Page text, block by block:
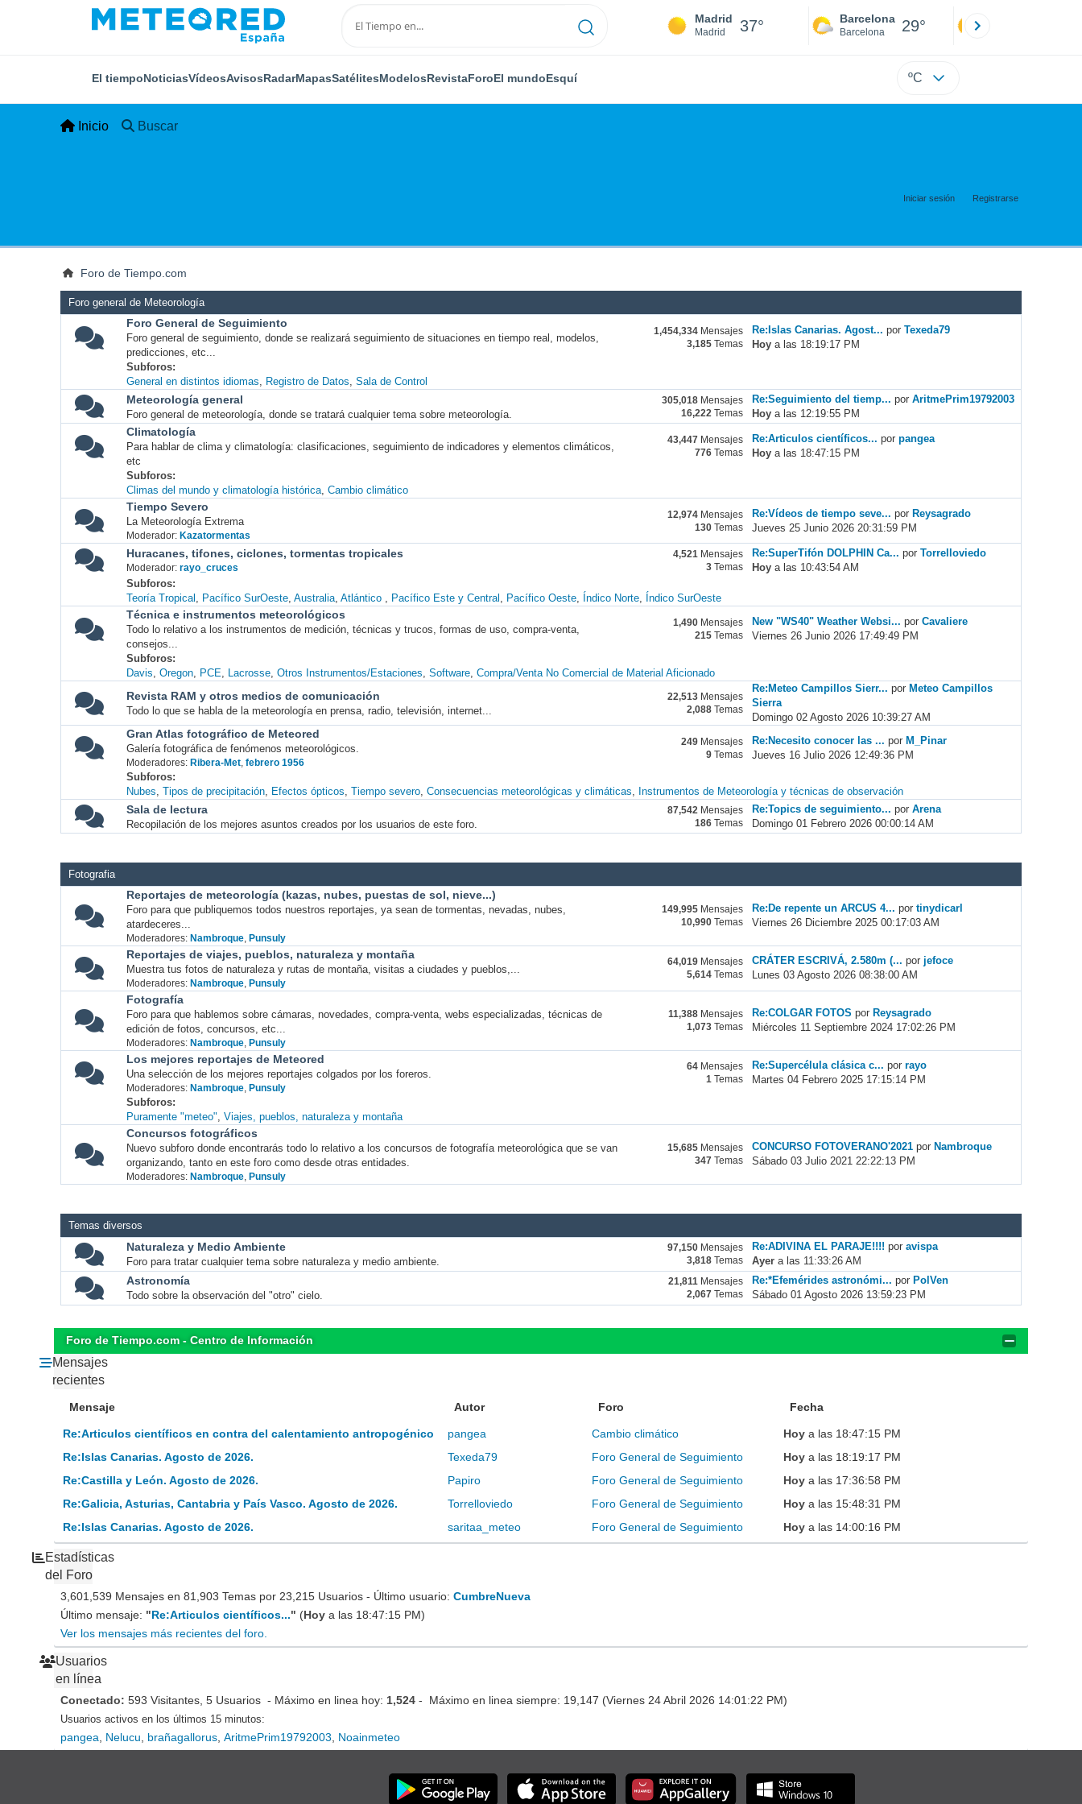
Madrid
Madrid 37° Barcelona
Barcelona 29°
El tiempoNoticiasVídeosAvisosRadarMapasSatélitesModelosRevistaForoEl mundoEsquí ºC
Inicio Buscar
Iniciar sesión Registrarse
Foro de Tiempo.com
Foro general de Meteorología
Foro General de Seguimiento
Foro general de seguimiento, donde se realizará seguimiento de situaciones en tiempo real, modelos,
predicciones, etc...
1,454,334 Mensajes
3,185 Temas
Re:Islas Canarias. Agost... porTexeda79
Hoy a las 18:19:17 PM
Subforos
General en distintos idiomas
Registro de Datos Sala de Control
Meteorología general
Foro general de meteorología, donde se tratará cualquier tema sobre meteorología.
305,018 Mensajes
16,222 Temas
Re:Seguimiento del tiemp... porAritmePrim19792003
Hoy a las 12:19:55 PM
Climatología
Para hablar de clima y climatología: clasificaciones, seguimiento de indicadores y elementos climáticos,
etc
43,447 Mensajes
776 Temas
Re:Articulos científicos... porpangea
Hoy a las 18:47:15 PM
Subforos
Climas del mundo y climatología histórica Cambio climático
Tiempo Severo
La Meteorología Extrema
Moderador: Kazatormentas
12,974 Mensajes
130 Temas
Re:Vídeos de tiempo seve... porReysagrado
Jueves 25 Junio 2026 20:31:59 PM
Huracanes, tifones, ciclones, tormentas tropicales
Moderador: rayo_cruces
4,521 Mensajes
3 Temas
Re:SuperTifón DOLPHIN Ca... porTorrelloviedo
Hoy a las 10:43:54 AM
Subforos
Teoría Tropical
Pacífico SurOeste Australia Atlántico Pacífico Este y Central Pacífico Oeste Índico Norte Índico SurOeste
Técnica e instrumentos meteorológicos
Todo lo relativo a los instrumentos de medición, técnicas y trucos, formas de uso, compra-venta,
consejos...
1,490 Mensajes
215 Temas
New "WS40" Weather Websi... porCavaliere
Viernes 26 Junio 2026 17:49:49 PM
Subforos
Davis Oregon PCE Lacrosse Otros Instrumentos/Estaciones Software Compra/Venta No Comercial de Material Aficionado
Revista RAM y otros medios de comunicación
Todo lo que se habla de la meteorología en prensa, radio, televisión, internet...
22,513 Mensajes
2,088 Temas
Re:Meteo Campillos Sierr... por Meteo Campillos
Sierra
Domingo 02 Agosto 2026 10:39:27 AM
Gran Atlas fotográfico de Meteored
Galería fotográfica de fenómenos meteorológicos.
Moderadores: Ribera-Met, febrero 1956
249 Mensajes
9 Temas
Re:Necesito conocer las ... porM_Pinar
Jueves 16 Julio 2026 12:49:36 PM
Subforos
Nubes Tipos de precipitación Efectos ópticos Tiempo severo Consecuencias meteorológicas y climáticas Instrumentos de Meteorología y técnicas de observación
Sala de lectura
Recopilación de los mejores asuntos creados por los usuarios de este foro.
87,542 Mensajes
186 Temas
Re:Topics de seguimiento... porArena
Domingo 01 Febrero 2026 00:00:14 AM
Fotografia
Reportajes de meteorología (kazas, nubes, puestas de sol, nieve...)
Foro para que publiquemos todos nuestros reportajes, ya sean de tormentas, nevadas, nubes,
atardeceres...
Moderadores: Nambroque, Punsuly
149,995 Mensajes
10,990 Temas
Re:De repente un ARCUS 4... portinydicarl
Viernes 26 Diciembre 2025 00:17:03 AM
Reportajes de viajes, pueblos, naturaleza y montaña
Muestra tus fotos de naturaleza y rutas de montaña, visitas a ciudades y pueblos,...
Moderadores: Nambroque, Punsuly
64,019 Mensajes
5,614 Temas
CRÁTER ESCRIVÁ, 2.580m (... por jefoce
Lunes 03 Agosto 2026 08:38:00 AM
Fotografía
Foro para que hablemos sobre cámaras, novedades, compra-venta, webs especializadas, técnicas de
edición de fotos, concursos, etc...
Moderadores: Nambroque, Punsuly
11,388 Mensajes
1,073 Temas
Re:COLGAR FOTOS por Reysagrado
Miércoles 11 Septiembre 2024 17:02:26 PM
Los mejores reportajes de Meteored
Una selección de los mejores reportajes colgados por los foreros.
Moderadores: Nambroque, Punsuly
64 Mensajes
1 Temas
Re:Supercélula clásica c... porrayo
Martes 04 Febrero 2025 17:15:14 PM
Subforos
Puramente "meteo" Viajes, pueblos, naturaleza y montaña
Concursos fotográficos
Nuevo subforo donde encontrarás todo lo relativo a los concursos de fotografía meteorológica que se van
organizando, tanto en este foro como desde otras entidades.
Moderadores: Nambroque, Punsuly
15,685 Mensajes
347
Temas
CONCURSO FOTOVERANO'2021 por Nambroque
Sábado 03 Julio 2021 22:22:13 PM
Temas diversos
Naturaleza y Medio Ambiente
Foro para tratar cualquier tema sobre naturaleza y medio ambiente.
97,150 Mensajes
3,818 Temas
Re:ADIVINA EL PARAJE!!!! poravispa
Ayer a las 11:33:26 AM
Astronomía
Todo sobre la observación del "otro" cielo.
21,811 Mensajes
2,067
Temas
Re:*Efemérides astronómi... por PolVen
Sábado 01 Agosto 2026 13:59:23 PM
Foro de Tiempo.com - Centro de Información
Mensajes
recientes
Mensaje Autor Foro Fecha
Re:Articulos científicos en contra del calentamiento antropogénico pangea Cambio climático Hoy a las 18:47:15 PM
Re:Islas Canarias. Agosto de 2026.
Texeda79 Foro General de Seguimiento Hoy a las 18:19:17 PM
Re:Castilla y León. Agosto de 2026.
Papiro Foro General de Seguimiento Hoy a las 17:36:58 PM
Re:Galicia, Asturias, Cantabria y País Vasco. Agosto de 2026.
Torrelloviedo Foro General de Seguimiento Hoy a las 15:48:31 PM
Re:Islas Canarias. Agosto de 2026.
saritaa_meteo Foro General de Seguimiento Hoy a las 14:00:16 PM
Estadísticas
del Foro
3,601,539 Mensajes en 81,903 Temas por 23,215 Usuarios - Último usuario:CumbreNueva
Último mensaje: "Re:Articulos científicos..." (Hoy a las 18:47:15 PM)
Ver los mensajes más recientes del foro.
Usuarios
en línea
Conectado:593 Visitantes, 5 Usuarios - Máximo en linea hoy: 1,524 - Máximo en linea siempre: 19,147 (Viernes 24 Abril 2026 14:01:22 PM)
Usuarios activos en los últimos 15 minutos:
pangea Nelucu brañagallorus ,AritmePrim19792003 Noainmeteo